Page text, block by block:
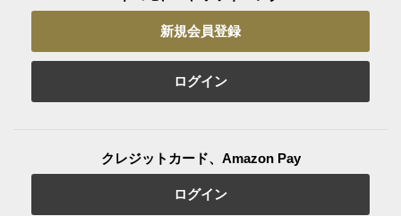
新規会員登録
ログイン
クレジットカード、Amazon Pay
ログイン